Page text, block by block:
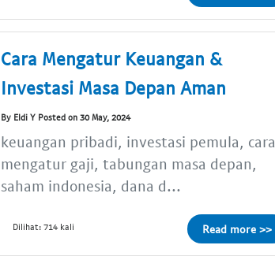
Cara Mengatur Keuangan &
Investasi Masa Depan Aman
By Eldi Y Posted on 30 May, 2024
keuangan pribadi, investasi pemula, cara
mengatur gaji, tabungan masa depan,
saham indonesia, dana d...
Dilihat: 714 kali Read more >>